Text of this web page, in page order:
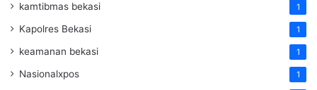
kamtibmas bekasi 1
Kapolres Bekasi 1
keamanan bekasi 1
Nasionalxpos 1